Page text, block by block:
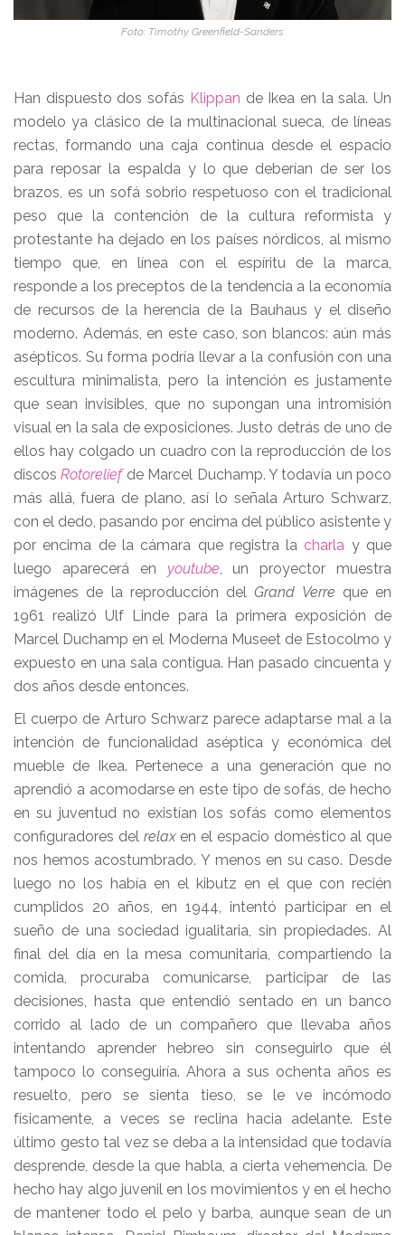
Foto: Timothy Greenfield-Sanders
Han dispuesto dos sofás Klippan de Ikea en la sala. Un
modelo ya clásico de la multinacional sueca, de líneas
rectas, formando una caja continua desde el espacio
para reposar la espalda y lo que deberían de ser los
brazos, es un sofá sobrio respetuoso con el tradicional
peso que la contención de la cultura reformista y
protestante ha dejado en los países nórdicos, al mismo
tiempo que, en línea con el espíritu de la marca,
responde a los preceptos de la tendencia a la economía
de recursos de la herencia de la Bauhaus y el diseño
moderno. Además, en este caso, son blancos: aún más
asépticos. Su forma podría llevar a la confusión con una
escultura minimalista, pero la intención es justamente
que sean invisibles, que no supongan una intromisión
visual en la sala de exposiciones. Justo detrás de uno de
ellos hay colgado un cuadro con la reproducción de los
discosRotoreliefde Marcel Duchamp. Y todavía un poco
más allá, fuera de plano, así lo señala Arturo Schwarz,
con el dedo, pasando por encima del público asistente y
por encima de la cámara que registra la charla y que
luego aparecerá en youtube, un proyector muestra
imágenes de la reproducción delGrand Verre que en
1961 realizó Ulf Linde para la primera exposición de
Marcel Duchamp en el Moderna Museet de Estocolmo y
expuesto en una sala contigua. Han pasado cincuenta y
dos años desde entonces.
El cuerpo de Arturo Schwarz parece adaptarse mal a la
intención de funcionalidad aséptica y económica del
mueble de Ikea. Pertenece a una generación que no
aprendió a acomodarse en este tipo de sofás, de hecho
en su juventud no existían los sofás como elementos
configuradores del relaxen el espacio doméstico al que
nos hemos acostumbrado. Y menos en su caso. Desde
luego no los había en el kibutz en el que con recién
cumplidos 20 años, en 1944, intentó participar en el
sueño de una sociedad igualitaria, sin propiedades. Al
final del día en la mesa comunitaria, compartiendo la
comida, procuraba comunicarse, participar de las
decisiones, hasta que entendió sentado en un banco
corrido al lado de un compañero que llevaba años
intentando aprender hebreo sin conseguirlo que él
tampoco lo conseguiría. Ahora a sus ochenta años es
resuelto, pero se sienta tieso, se le ve incómodo
físicamente, a veces se reclina hacia adelante. Este
último gesto tal vez se deba a la intensidad que todavía
desprende, desde la que habla, a cierta vehemencia. De
hecho hay algo juvenil en los movimientos y en el hecho
de mantener todo el pelo y barba, aunque sean de un